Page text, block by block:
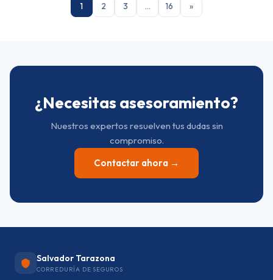
1 2 3 … 16 »
¿Necesitas asesoramiento?
Nuestros expertos resuelven tus dudas sin
compromiso.
Contactar ahora →
Salvador Tarazona
CORREDURÍA DE SEGUROS